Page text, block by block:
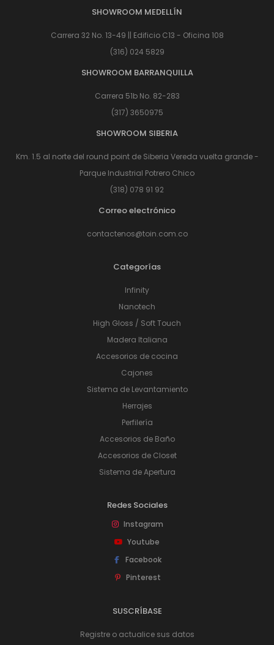
SHOWROOM MEDELLÍN
Carrera 32 No. 13-49 || Edificio C13 - Oficina 108
(316) 024 5829
SHOWROOM BARRANQUILLA
Carrera 51b No. 82-283
(317) 3650975
SHOWROOM SIBERIA
Km. 1.5 al norte del round point de Siberia Vereda vuelta grande -
Parque Industrial Potrero Chico
(318) 078 91 92
Correo electrónico
contactenos@toin.com.co
Categorías
Infinity
Nanotech
High Gloss / Soft Touch
Madera Italiana
Accesorios de cocina
Cajones
Sistema de Levantamiento
Herrajes
Perfilería
Accesorios de Baño
Accesorios de Closet
Sistema de Apertura
Redes Sociales
Instagram
Youtube
Facebook
Pinterest
SUSCRÍBASE
Registre o actualice sus datos